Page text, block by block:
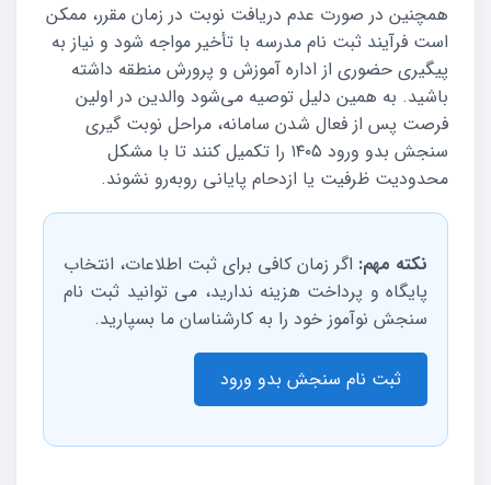
همچنین در صورت عدم دریافت نوبت در زمان مقرر، ممکن
است فرآیند ثبت نام مدرسه با تأخیر مواجه شود و نیاز به
پیگیری حضوری از اداره آموزش و پرورش منطقه داشته
باشید. به همین دلیل توصیه می‌شود والدین در اولین
فرصت پس از فعال شدن سامانه، مراحل نوبت گیری
سنجش بدو ورود ۱۴۰۵ را تکمیل کنند تا با مشکل
محدودیت ظرفیت یا ازدحام پایانی روبه‌رو نشوند.
نکته مهم: اگر زمان کافی برای ثبت اطلاعات، انتخاب
پایگاه و پرداخت هزینه ندارید، می توانید ثبت نام
سنجش نوآموز خود را به کارشناسان ما بسپارید.
ثبت نام سنجش بدو ورود